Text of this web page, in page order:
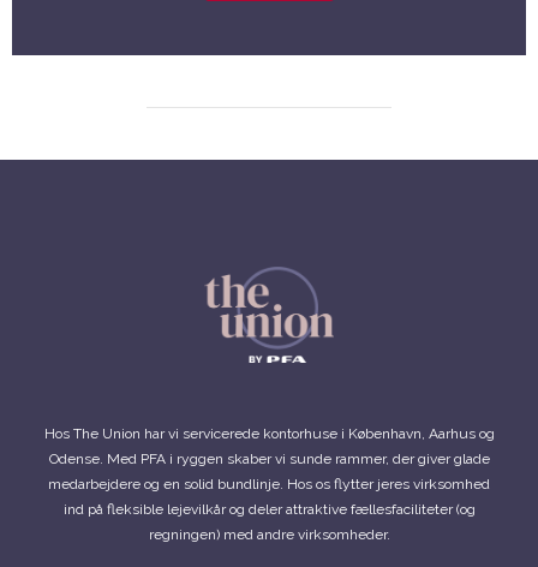
Hos The Union har vi servicerede kontorhuse i København, Aarhus og
Odense. Med PFA i ryggen skaber vi sunde rammer, der giver glade
medarbejdere og en solid bundlinje. Hos os flytter jeres virksomhed
ind på fleksible lejevilkår og deler attraktive fællesfaciliteter (og
regningen) med andre virksomheder.